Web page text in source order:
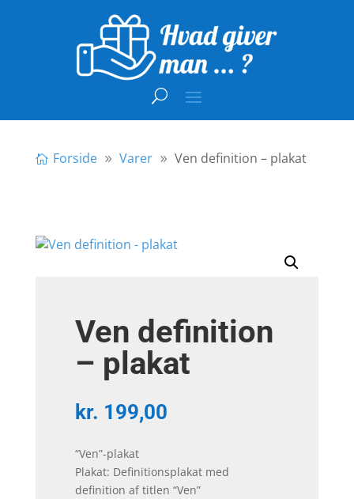
Forside Varer Ven definition – plakat
Ven definition
– plakat
kr. 199,00
“Ven”-plakat
Plakat: Definitionsplakat med
definition af titlen “Ven”